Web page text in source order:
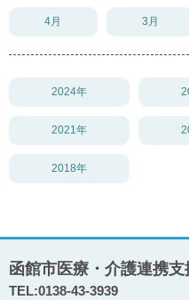
4月 3月
2024年
2021年
2018年
函館市医療・介護連携
TEL:0138-43-3939